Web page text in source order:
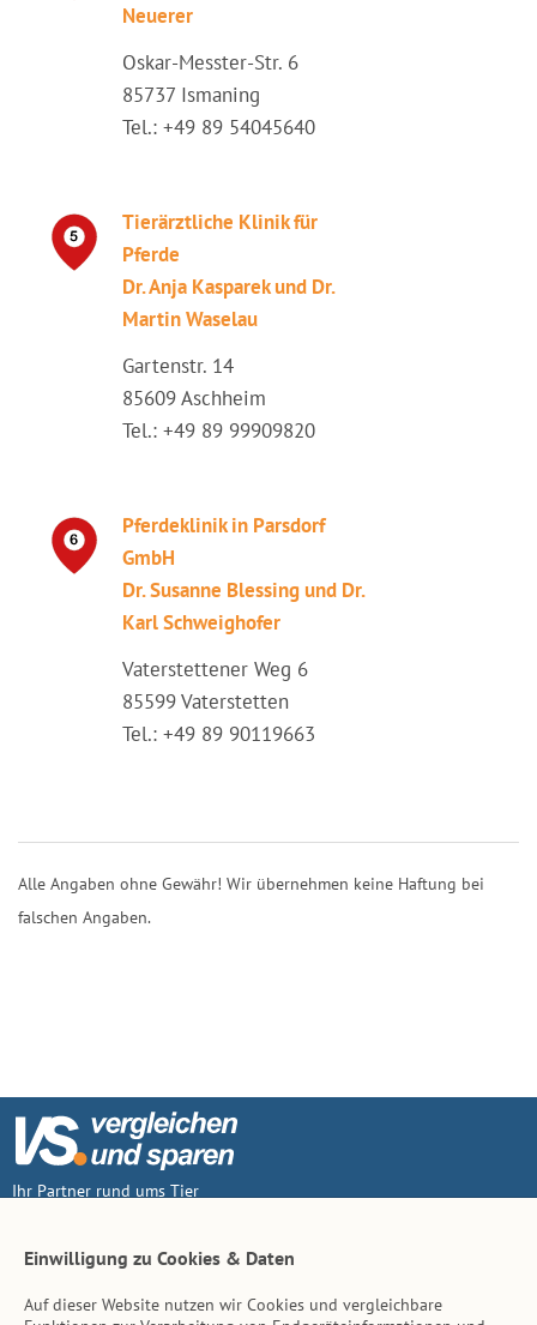
Neuerer
Oskar-Messter-Str. 6
85737 Ismaning
Tel.: +49 89 54045640
Tierärztliche Klinik für
Pferde
Dr. Anja Kasparek und Dr.
Martin Waselau
Gartenstr. 14
85609 Aschheim
Tel.: +49 89 99909820
Pferdeklinik in Parsdorf
GmbH
Dr. Susanne Blessing und Dr.
Karl Schweighofer
Vaterstettener Weg 6
85599 Vaterstetten
Tel.: +49 89 90119663
Alle Angaben ohne Gewähr! Wir übernehmen keine Haftung bei
falschen Angaben.
Ihr Partner rund ums Tier
Einwilligung zu Cookies & Daten
Auf dieser Website nutzen wir Cookies und vergleichbare